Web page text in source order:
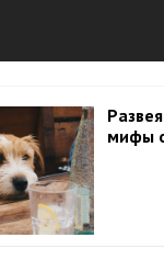
мифы